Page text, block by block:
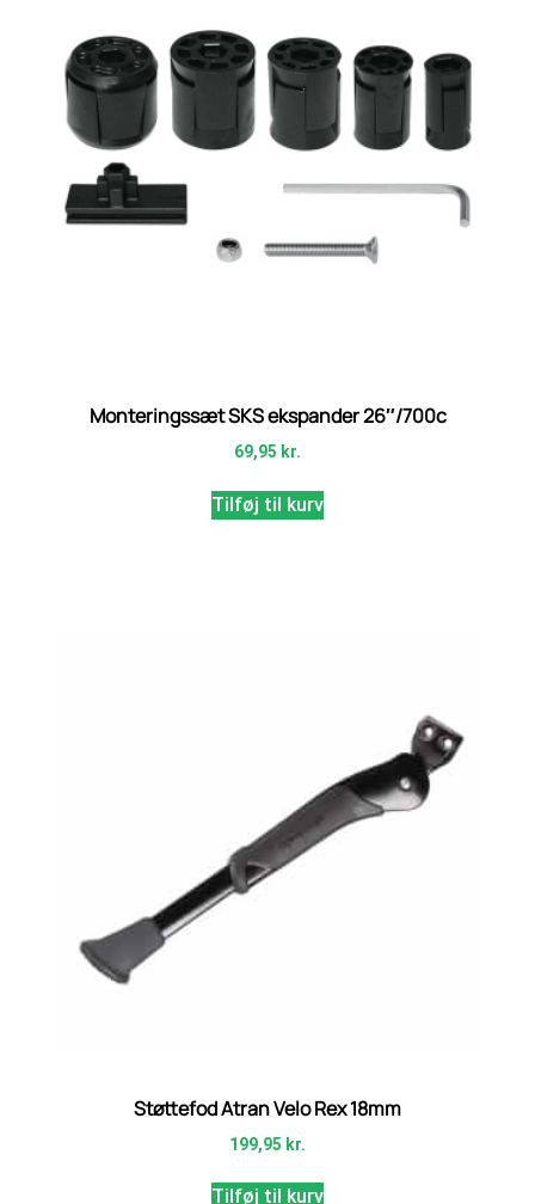
Monteringssæt SKS ekspander 26″/700c
69,95 kr.
Tilføj til kurv
Støttefod Atran Velo Rex 18mm
199,95 kr.
Tilføj til kurv